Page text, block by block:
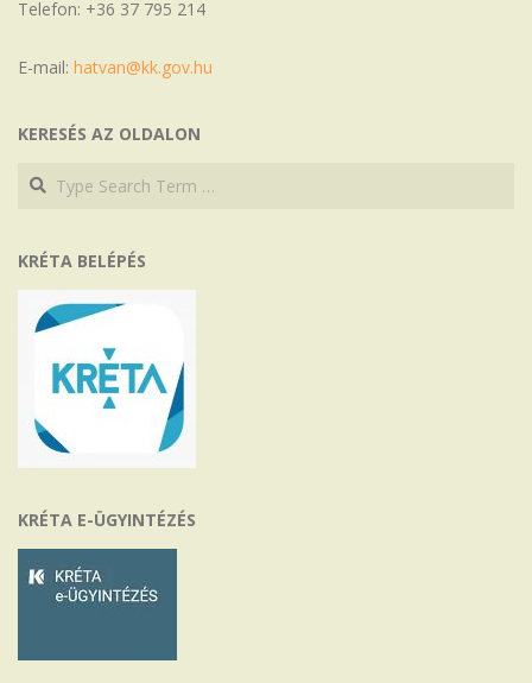
Telefon: +36 37 795 214
E-mail: hatvan@kk.gov.hu
KERESÉS AZ OLDALON
Search
Search
KRÉTA BELÉPÉS
KRÉTA E-ÜGYINTÉZÉS